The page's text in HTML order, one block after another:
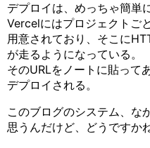
デプロイは、めっちゃ簡単
Vercelにはプロジェクトご
用意されており、そこに
が走るようになっている。
そのURLをノートに貼って
デプロイされる。
このブログのシステム、な
思うんだけど、どうですか